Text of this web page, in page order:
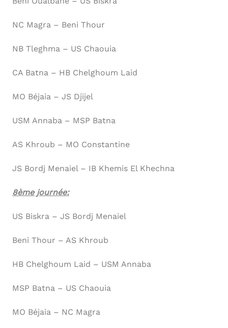
NC Magra – Beni Thour
NB Tleghma – US Chaouia
CA Batna – HB Chelghoum Laid
MO Béjaia – JS Djijel
USM Annaba – MSP Batna
AS Khroub – MO Constantine
JS Bordj Menaiel – IB Khemis El Khechna
8ème journée:
US Biskra – JS Bordj Menaiel
Beni Thour – AS Khroub
HB Chelghoum Laid – USM Annaba
MSP Batna – US Chaouia
MO Béjaia – NC Magra